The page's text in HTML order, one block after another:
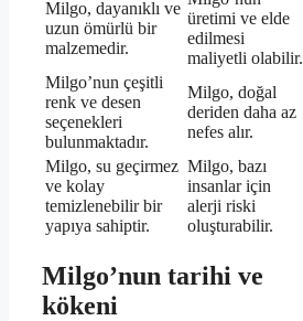
Milgo, dayanıklı ve
uzun ömürlü bir
malzemedir.
üretimi ve elde
edilmesi
maliyetli olabilir.
Milgo’nun çeşitli
renk ve desen
seçenekleri
bulunmaktadır.
Milgo, doğal
deriden daha az
nefes alır.
Milgo, su geçirmez
ve kolay
temizlenebilir bir
yapıya sahiptir.
Milgo, bazı
insanlar için
alerji riski
oluşturabilir.
Milgo’nun tarihi ve
kökeni